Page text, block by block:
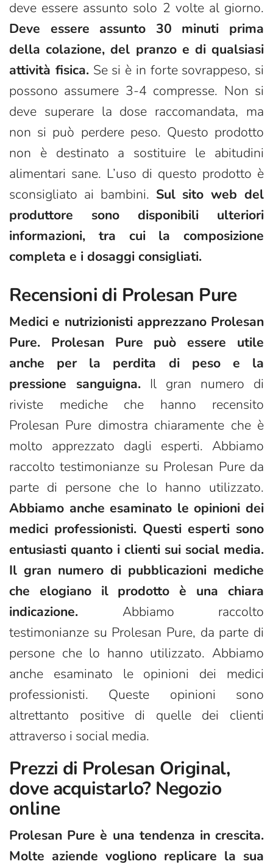
deve essere assunto solo 2 volte al giorno.
Deve essere assunto 30 minuti prima
della colazione, del pranzo e di qualsiasi
attività fisica.Se si è in forte sovrappeso, si
possono assumere 3-4 compresse. Non si
deve superare la dose raccomandata, ma
non si può perdere peso. Questo prodotto
non è destinato a sostituire le abitudini
alimentari sane. L’uso di questo prodotto è
sconsigliato ai bambini. Sul sito web del
produttore sono disponibili ulteriori
informazioni, tra cui la composizione
completa e i dosaggi consigliati.
Recensioni di Prolesan Pure
Medici e nutrizionisti apprezzano Prolesan
Pure. Prolesan Pure può essere utile
anche per la perdita di peso e la
pressione sanguigna. Il gran numero di
riviste mediche che hanno recensito
Prolesan Pure dimostra chiaramente che è
molto apprezzato dagli esperti. Abbiamo
raccolto testimonianze su Prolesan Pure da
parte di persone che lo hanno utilizzato.
Abbiamo anche esaminato le opinioni dei
medici professionisti. Questi esperti sono
entusiasti quanto i clienti sui social media.
Il gran numero di pubblicazioni mediche
che elogiano il prodotto è una chiara
indicazione. Abbiamo raccolto
testimonianze su Prolesan Pure, da parte di
persone che lo hanno utilizzato. Abbiamo
anche esaminato le opinioni dei medici
professionisti. Queste opinioni sono
altrettanto positive di quelle dei clienti
attraverso i social media.
Prezzi di Prolesan Original,
dove acquistarlo? Negozio
online
Prolesan Pure è una tendenza in crescita.
Molte aziende vogliono replicare la sua